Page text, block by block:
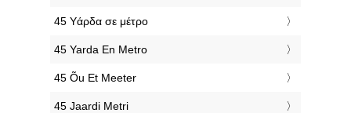
‎45 Υάρδα σε μέτρο
‎45 Yarda En Metro
‎45 Õu Et Meeter
‎45 Jaardi Metri